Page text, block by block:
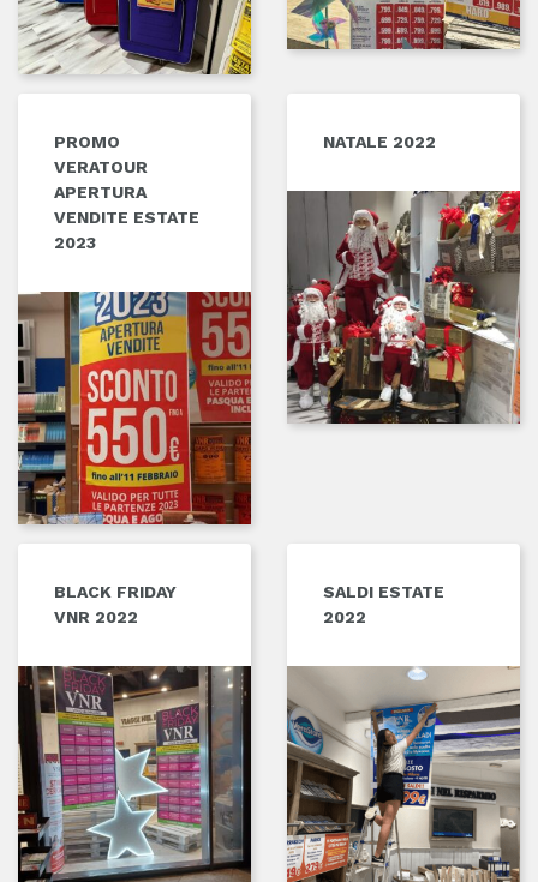
PROMO
VERATOUR
APERTURA
VENDITE ESTATE
2023
NATALE 2022
BLACK FRIDAY
VNR 2022
SALDI ESTATE
2022